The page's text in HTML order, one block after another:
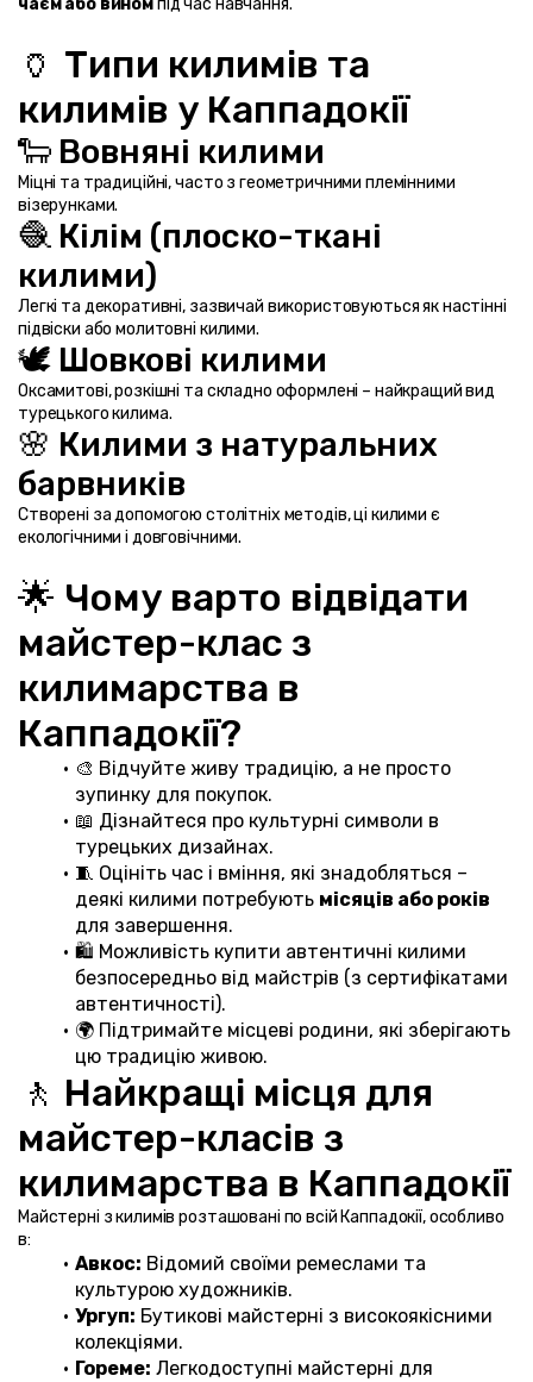
чаєм або вином під час навчання.
🏺 Типи килимів та
килимів у Каппадокії
🐑 Вовняні килими
Міцні та традиційні, часто з геометричними племінними
візерунками.
🧶 Кілім (плоско-ткані
килими)
Легкі та декоративні, зазвичай використовуються як настінні
підвіски або молитовні килими.
🕊️ Шовкові килими
Оксамитові, розкішні та складно оформлені – найкращий вид
турецького килима.
🌸 Килими з натуральних
барвників
Створені за допомогою столітніх методів, ці килими є
екологічними і довговічними.
🌟 Чому варто відвідати
майстер-клас з
килимарства в
Каппадокії?
🎨 Відчуйте живу традицію, а не просто
зупинку для покупок.
📖 Дізнайтеся про культурні символи в
турецьких дизайнах.
🧵 Оцініть час і вміння, які знадобляться –
деякі килими потребують місяців або років
для завершення.
🛍️ Можливість купити автентичні килими
безпосередньо від майстрів (з сертифікатами
автентичності).
🌍 Підтримайте місцеві родини, які зберігають
цю традицію живою.
🚶 Найкращі місця для
майстер-класів з
килимарства в Каппадокії
Майстерні з килимів розташовані по всій Каппадокії, особливо
в:
Авкос: Відомий своїми ремеслами та
культурою художників.
Ургуп: Бутикові майстерні з високоякісними
колекціями.
Гореме: Легкодоступні майстерні для